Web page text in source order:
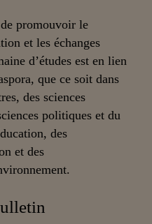
promouvoir le
et les échanges
d’études est en lien
que ce soit dans
des sciences
politiques et du
des
et des